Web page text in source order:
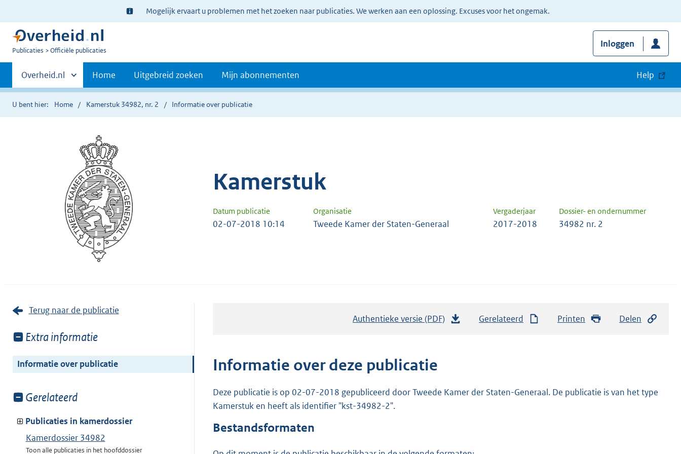
Ter
informatie:
Mogelijk ervaart u problemen met het zoeken naar publicaties. We werken aan een oplossing. Excuses voor het ongemak.
U
Publicaties Officiële publicaties
Inloggen
Primaire
navigatie
Andere
sites
binnen
Overheid.nl Home Uitgebreid zoeken Mijn abonnementen Help
U bent hier: Home Kamerstuk 34982, nr. 2 Informatie over publicatie
Kamerstuk
Datum publicatie Organisatie Vergaderjaar Dossier- en ondernummer
02-07-2018 10:14 Tweede Kamer der Staten-Generaal 2017-2018 34982 nr. 2
Terug naar de publicatie
Toon
van:
Extra informatie
Informatie over publicatie
Toon
van:
Gerelateerd
Publicaties in kamerdossier
Kamerdossier 34982
Toon alle publicaties in het hoofddossier
Authentieke versie (PDF)
n
Gerelateerd Printen Delen
Informatie over deze publicatie
Deze publicatie is op 02-07-2018 gepubliceerd door Tweede Kamer der Staten-Generaal. De publicatie is van het type
Kamerstuk en heeft als identifier "kst-34982-2".
Bestandsformaten